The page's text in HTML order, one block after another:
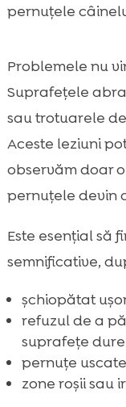
pernuțele
Problemele nu
Suprafețele
sau trotuarele
Aceste leziuni
observăm doar
pernuțele devin
Este esențial să
semnificative,
șchiopătat
refuzul de a
suprafețe dure
pernuțe
zone roșii sau